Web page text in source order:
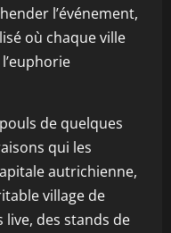
l’événement,
où chaque ville
de quelques
qui les
autrichienne,
village de
live, des stands de